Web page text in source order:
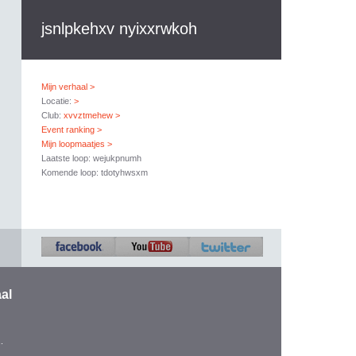
jsnlpkehxv nyixxrwkoh
Mijn verhaal >
Locatie: >
Club: xvvztmehew >
Event ranking >
Mijn loopmaatjes >
Laatste loop: wejukpnumh
Komende loop: tdotyhwsxm